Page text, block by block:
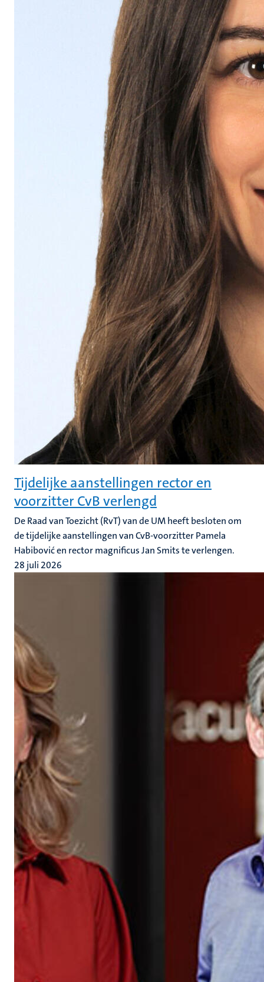
Tijdelijke aanstellingen rector en
voorzitter CvB verlengd
De Raad van Toezicht (RvT) van de UM heeft besloten om
de tijdelijke aanstellingen van CvB-voorzitter Pamela
Habibović en rector magnificus Jan Smits te verlengen.
28 juli 2026